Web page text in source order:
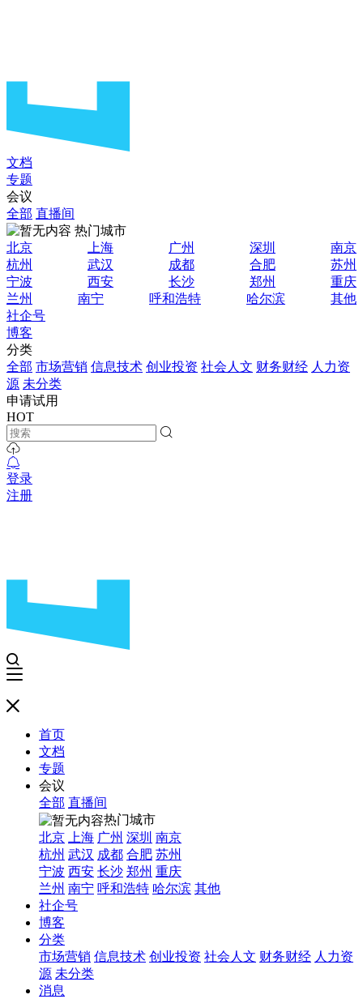
文档
专题
会议
全部 直播间
热门城市
北京
上海 广州 深圳
南京
杭州
武汉 成都 合肥
苏州
宁波
西安 长沙 郑州
重庆
兰州
南宁 呼和浩特 哈尔滨
其他
社企号
博客
分类
全部 市场营销 信息技术 创业投资 社会人文 财务财经 人力资
源 未分类
申请试用
HOT
登录
注册
首页
文档
专题
会议
全部 直播间
热门城市
北京
上海 广州 深圳 南京
杭州 武汉 成都 合肥 苏州
宁波 西安 长沙 郑州 重庆
兰州 南宁 呼和浩特 哈尔滨 其他
社企号
博客
分类
市场营销 信息技术 创业投资 社会人文 财务财经 人力资
源 未分类
消息